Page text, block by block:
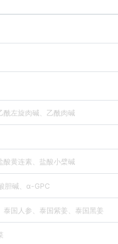
酰左旋肉碱、乙酰肉碱
酸黄连素、盐酸小檗碱
胆碱、α-GPC
泰国人参、泰国紫姜、泰国黑姜